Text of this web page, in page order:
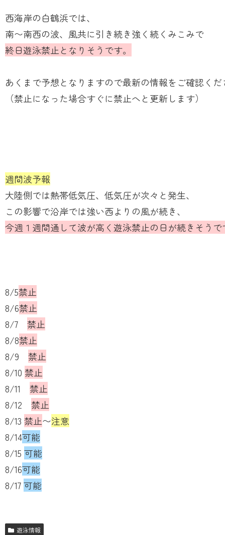
西海岸の白鶴浜では、
南〜南西の波、風共に引き続き強く続くみこみで
終日遊泳禁止となりそうです。
あくまで予想となりますので最新の情報をご確認くだ
（禁止になった場合すぐに禁止へと更新します）
週間波予報
大陸側では熱帯低気圧、低気圧が次々と発生、
この影響で沿岸では強い西よりの風が続き、
今週１週間通して波が高く遊泳禁止の日が続きそうで
8/5禁止
8/6禁止
8/7 禁止
8/8禁止
8/9 禁止
8/10 禁止
8/11 禁止
8/12 禁止
8/13 禁止〜注意
8/14可能
8/15 可能
8/16可能
8/17可能
遊泳情報